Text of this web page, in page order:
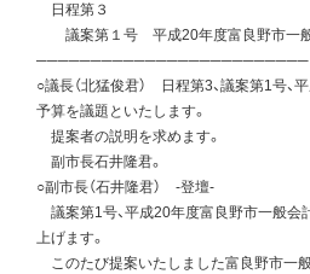
日程第３
議案第１号 平成20年度富良野市一般
─────────────────────────
○議長（北猛俊君） 日程第3、議案第1号、
予算を議題といたします。
提案者の説明を求めます。
副市長石井隆君。
○副市長（石井隆君） -登壇-
議案第1号、平成20年度富良野市一般会
上げます。
このたび提案いたしました富良野市一